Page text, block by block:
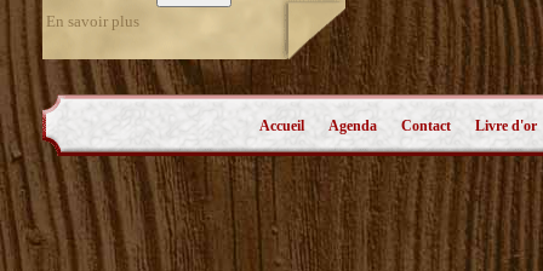
En savoir plus
Accueil Agenda Contact Livre d'or